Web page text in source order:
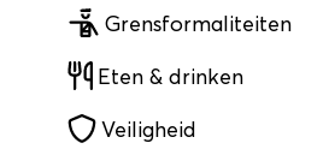
Grensformaliteiten
Eten & drinken
Veiligheid